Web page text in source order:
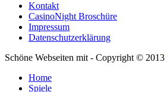
Kontakt
CasinoNight Broschüre
Impressum
Datenschutzerklärung
Schöne Webseiten mit - Copyright © 2013
Home
Spiele